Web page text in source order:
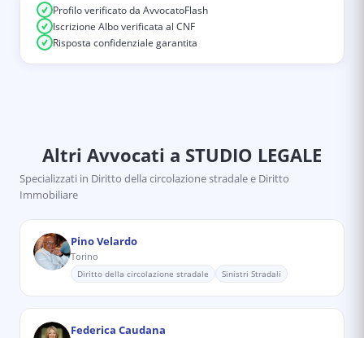
Profilo verificato da AvvocatoFlash
Iscrizione Albo verificata al CNF
Risposta confidenziale garantita
Altri Avvocati a STUDIO LEGALE
Specializzati in Diritto della circolazione stradale e Diritto
Immobiliare
Pino Velardo
Torino
Diritto della circolazione stradale Sinistri Stradali
Federica Caudana